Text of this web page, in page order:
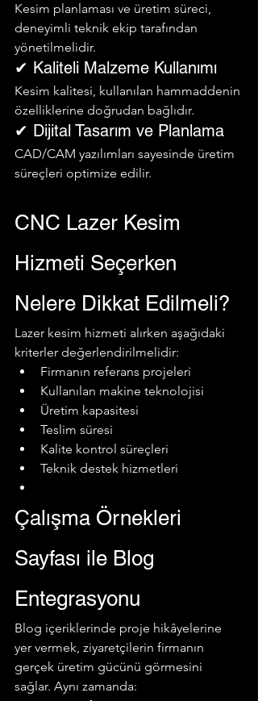
Kesim planlaması ve üretim süreci,
deneyimli teknik ekip tarafından
yönetilmelidir.
✔ Kaliteli Malzeme Kullanımı
Kesim kalitesi, kullanılan hammaddenin
özelliklerine doğrudan bağlıdır.
✔ Dijital Tasarım ve Planlama
CAD/CAM yazılımları sayesinde üretim
süreçleri optimize edilir.
CNC Lazer Kesim
Hizmeti Seçerken
Nelere Dikkat Edilmeli?
Lazer kesim hizmeti alırken aşağıdaki
kriterler değerlendirilmelidir:
Firmanın referans projeleri
Kullanılan makine teknolojisi
Üretim kapasitesi
Teslim süresi
Kalite kontrol süreçleri
Teknik destek hizmetleri
Çalışma Örnekleri
Sayfası ile Blog
Entegrasyonu
Blog içeriklerinde proje hikâyelerine
yer vermek, ziyaretçilerin firmanın
gerçek üretim gücünü görmesini
sağlar. Aynı zamanda: